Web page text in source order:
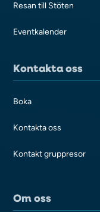
Resan till Stöten
Eventkalender
Kontakta oss
Boka
Kontakta oss
Kontakt gruppresor
Om oss